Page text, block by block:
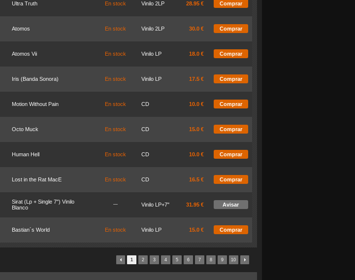
Ultra Truth En stock Vinilo 2LP 28.95 € Comprar
Atomos En stock Vinilo 2LP 30.0 € Comprar
Atomos Vii En stock Vinilo LP 18.0 € Comprar
Iris (Banda Sonora) En stock Vinilo LP 17.5 € Comprar
Motion Without Pain En stock CD 10.0 € Comprar
Octo Muck En stock CD 15.0 € Comprar
Human Hell En stock CD 10.0 € Comprar
Lost in the Rat MacE En stock CD 16.5 € Comprar
Sirat (Lp + Single 7") Vinilo
Blanco
Vinilo LP+7" 31.95 € Avisar
Bastian´s World En stock Vinilo LP 15.0 € Comprar
10
9
8
7
6
5
4
3
2
1